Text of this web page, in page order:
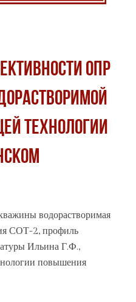
ОПР
ТЕХНОЛОГИИ
водорастворимая
СОТ-2, профиль
Ильина Г.Ф.,
повышения